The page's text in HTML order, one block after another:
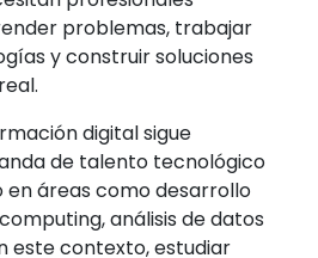
problemas, trabajar
y construir soluciones
digital sigue
de talento tecnológico
áreas como desarrollo
análisis de datos
este contexto, estudiar